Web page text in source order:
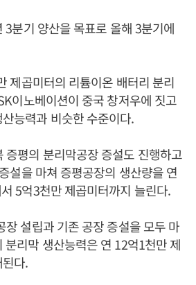
분기 양산을 목표로 올해 3분기에
제곱미터의 리튬이온 배터리 분리
이노베이션이 중국 창저우에 짓고
능력과 비슷한 수준이다.
증평의 분리막공장 증설도 진행하고
설을 마쳐 증평공장의 생산량을 연
5억3천만 제곱미터까지 늘린다.
장 설립과 기존 공장 증설을 모두 마
분리막 생산능력은 연 12억1천만 제
다.